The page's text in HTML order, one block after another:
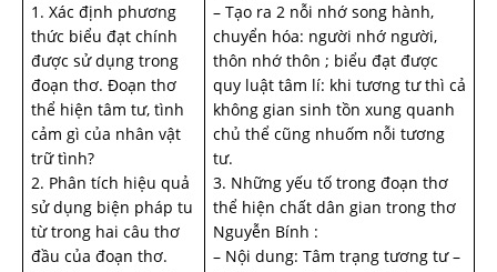
1. Xác định phương
thức biểu đạt chính
được sử dụng trong
đoạn thơ. Đoạn thơ
thể hiện tâm tư, tình
cảm gì của nhân vật
trữ tình?
2. Phân tích hiệu quả
sử dụng biện pháp tu
từ trong hai câu thơ
đầu của đoạn thơ.
– Tạo ra 2 nỗi nhớ song hành,
chuyển hóa: người nhớ người,
thôn nhớ thôn ; biểu đạt được
quy luật tâm lí: khi tương tư thì cả
không gian sinh tồn xung quanh
chủ thể cũng nhuốm nỗi tương
tư.
3. Những yếu tố trong đoạn thơ
thể hiện chất dân gian trong thơ
Nguyễn Bính :
– Nội dung: Tâm trạng tương tư –